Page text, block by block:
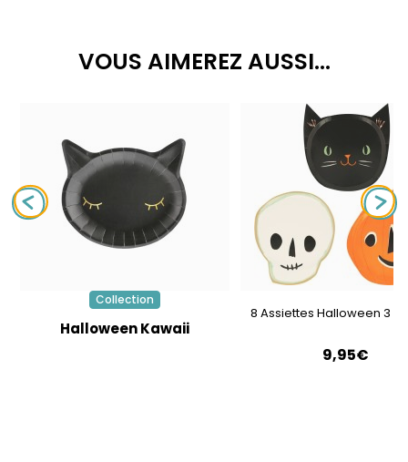
VOUS AIMEREZ AUSSI...
Collection
Halloween Kawaii
8 Assiettes Halloween 3
9,95€